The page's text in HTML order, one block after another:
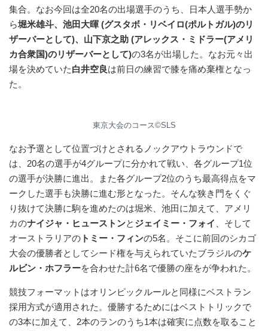
集合。なお今回は全20名の出場選手のうち、日本人選手勢か
ら堀米雄斗、池田大暉 (グスタボ・リベイロ(ポルトガル)のリ
ザーバーとして)、山下京之助 (アレックス・ミドラー(アメリ
カ合衆国)のリザーバーとして)の3名が出場した。なお元々出
場を決めていた白井空良は前日の練習で膝を痛め棄権となっ
た。
東京大会のコース©︎SLS
なお予選として位置づけとされるノックアウトラウンドで
は、20名の選手が4グループに分かれて戦い、各グループ1位
の選手が決勝に進出。また各グループ2位のうち最高得点をマ
ークした選手も決勝に進む形となった。そんな狭き門をくぐ
り抜けて決勝に駒を進めたのは堀米、池田に加えて、アメリ
カのナイジャ・ヒューストンと ジェイミー・フォイ
、そして
オーストラリアの トミー・フィンの5名。そこに前回のシカゴ
大会の優勝者としてシード権を与えられていたブラジルのケ
ルビン・ホフラーを合わせた計6名で優勝の座をが争われた。
競技フォーマットはオリンピックルールと同様にベストラン
採用方式が適用された。優勝するためにはベストトリックで
の3本に加えて、2本のランのうち1本は確実に点数を取ること